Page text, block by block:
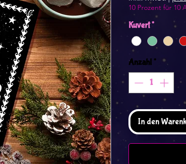
10 Prozent für 10
Kuvert*
Anzahl*
In den